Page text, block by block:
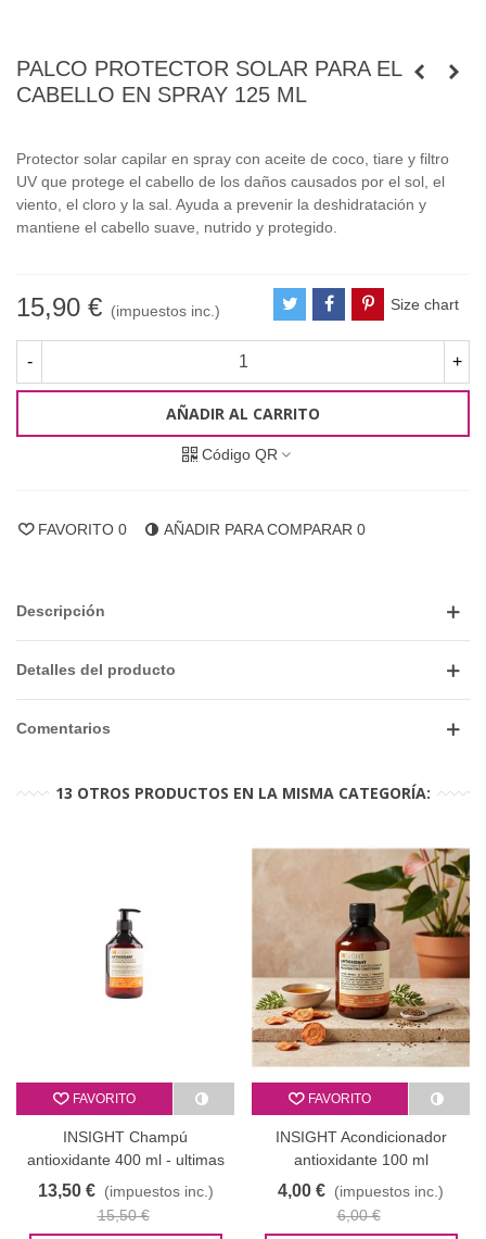
PALCO PROTECTOR SOLAR PARA EL
CABELLO EN SPRAY 125 ML
Protector solar capilar en spray con aceite de coco, tiare y filtro
UV que protege el cabello de los daños causados por el sol, el
viento, el cloro y la sal. Ayuda a prevenir la deshidratación y
mantiene el cabello suave, nutrido y protegido.
15,90 € (impuestos inc.) Size chart
- +
AÑADIR AL CARRITO
Código QR
FAVORITO 0 AÑADIR PARA COMPARAR 0
Descripción
Detalles del producto
Comentarios
13 OTROS PRODUCTOS EN LA MISMA CATEGORÍA:
FAVORITO
INSIGHT Champú
antioxidante 400 ml - ultimas
unidades
13,50 € (impuestos inc.)
15,50 €
FAVORITO
INSIGHT Acondicionador
antioxidante 100 ml
liquidación ultimas unidades
PET
4,00 € (impuestos inc.)
6,00 €